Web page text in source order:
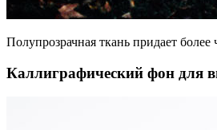
Полупрозрачная ткань придает
Каллиграфический фон для